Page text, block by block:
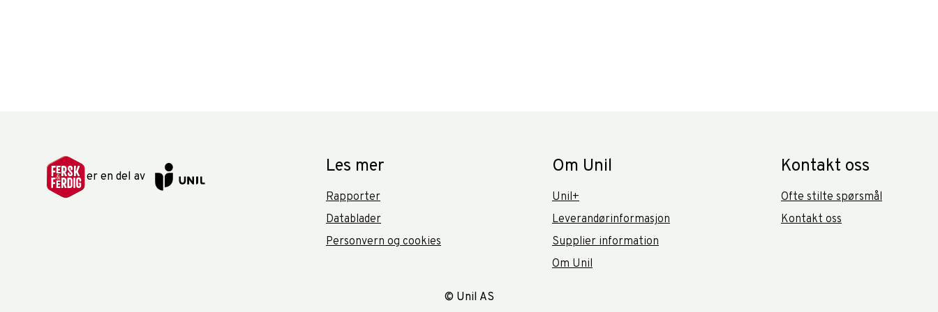
er en del av Les mer
Rapporter
Datablader
Personvern og cookies
Om Unil
Unil+
Leverandørinformasjon
Supplier information
Om Unil
Kontakt oss
Ofte stilte spørsmål
Kontakt oss
© Unil AS